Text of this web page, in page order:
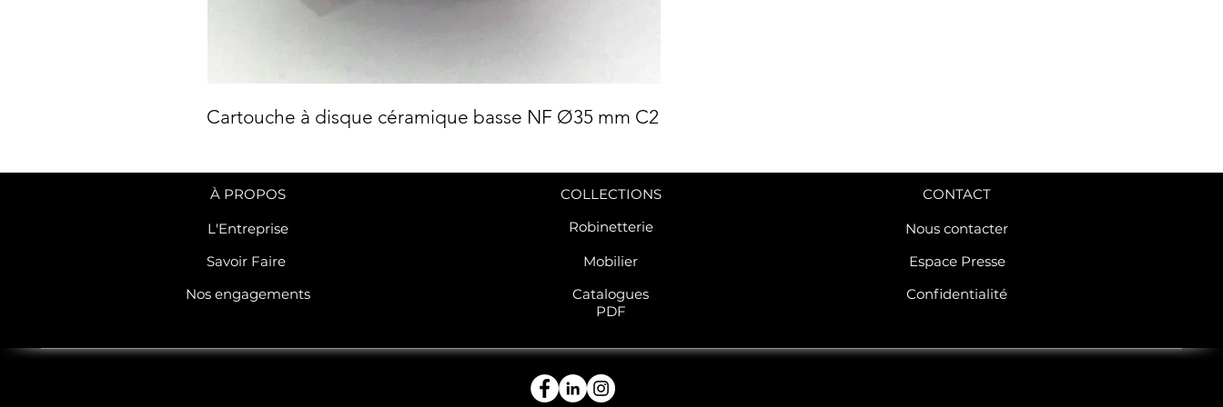
Cartouche à disque céramique basse NF Ø35 mm C2
À PROPOS
L'Entreprise
Savoir Faire
Nos engagements
COLLECTIONS
Robinetterie
Mobilier
Catalogues
PDF
CONTACT
Nous contacter
Espace Presse
Confidentialité